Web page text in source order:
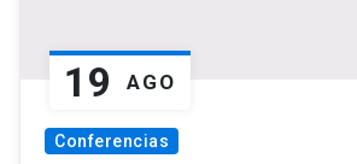
19 AGO
Conferencias